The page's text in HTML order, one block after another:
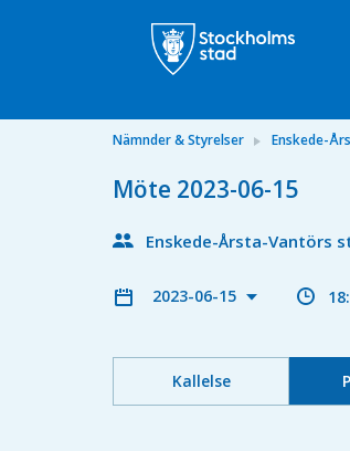
Nämnder & Styrelser Enskede-
Möte 2023-06-15
Enskede-Årsta-Vantörs
2023-06-15
Kallelse